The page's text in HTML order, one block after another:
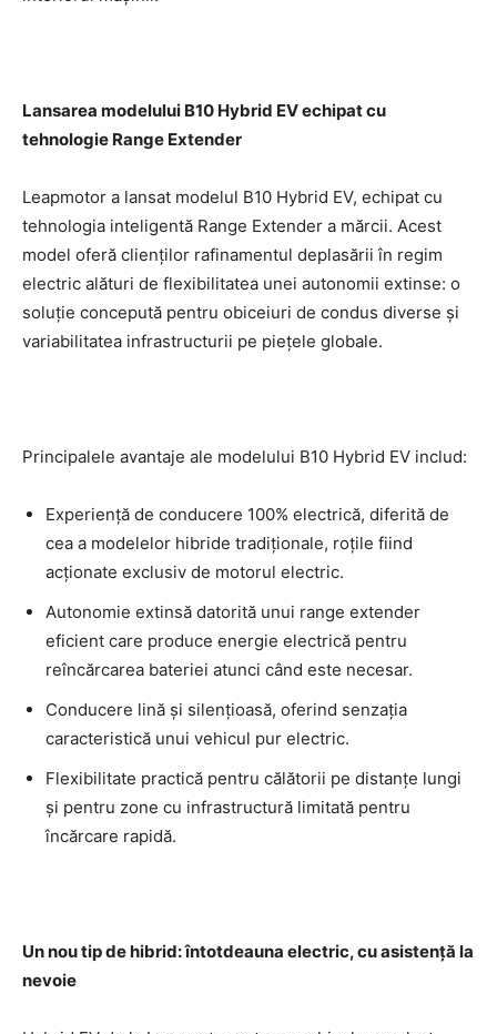
Lansarea modelului B10 Hybrid EV echipat cu
tehnologie Range Extender
Leapmotor a lansat modelul B10 Hybrid EV, echipat cu
tehnologia inteligentă Range Extender a mărcii. Acest
model oferă clienților rafinamentul deplasării în regim
electric alături de flexibilitatea unei autonomii extinse: o
soluție concepută pentru obiceiuri de condus diverse și
variabilitatea infrastructurii pe piețele globale.
Principalele avantaje ale modelului B10 Hybrid EV includ:
Experiență de conducere 100% electrică, diferită de
cea a modelelor hibride tradiționale, roțile fiind
acționate exclusiv de motorul electric.
Autonomie extinsă datorită unui range extender
eficient care produce energie electrică pentru
reîncărcarea bateriei atunci când este necesar.
Conducere lină și silențioasă, oferind senzația
caracteristică unui vehicul pur electric.
Flexibilitate practică pentru călătorii pe distanțe lungi
și pentru zone cu infrastructură limitată pentru
încărcare rapidă.
Un nou tip de hibrid: întotdeauna electric, cu asistență la
nevoie